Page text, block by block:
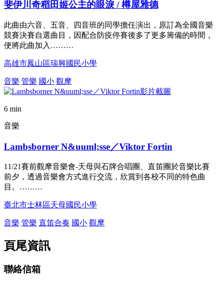
斐伊川奇稻田姬公主的眼淚 / 樽屋雅德
此曲由六音、五音、四音班的同學擔任演出，原訂為全國音樂
競賽決賽自選曲目，因配合防疫停賽後多了更多籌備的時間，
便將此曲加入………
高雄市鳳山區瑞興國民小學
音樂 管樂 國小 觀摩
6 min
音樂
Lambsborner N&uuml;sse／Viktor Fortin
11/21賽前觀摩音樂會-天母與石牌合唱團、直笛團於音樂比賽
前夕，透過音樂會方式進行交流，欣賞到各校不同的特色曲
目。………
臺北市士林區天母國民小學
音樂 管樂 直笛合奏 國小 觀摩
頁尾資訊
聯絡信箱